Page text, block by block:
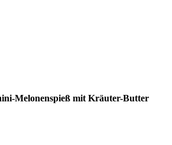
Melonenspieß mit Kräuter-Butter